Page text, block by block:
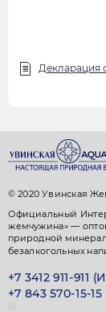
Декларация
© 2020 Увинская
Официальный
жемчужина» —
природной
безалкогольных
+7 3412 911-911
+7 843 570-15-